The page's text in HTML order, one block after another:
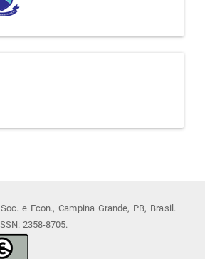
e Econ., Campina Grande, PB, Brasil.
2358-8705.